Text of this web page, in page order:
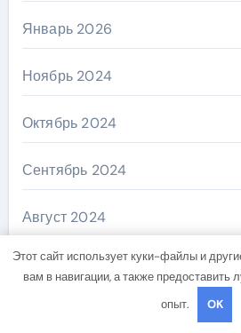
Январь 2026
Ноябрь 2024
Октябрь 2024
Сентябрь 2024
Август 2024
Июль 2024
Этот сайт использует куки-файлы и
вам в навигации, а также предоставить
опыт.
OK